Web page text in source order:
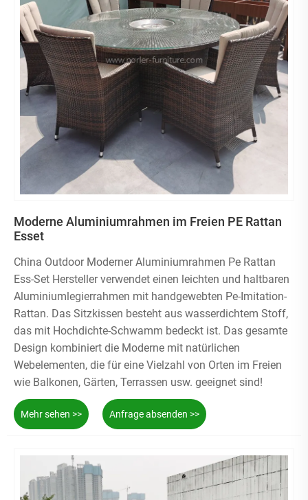
Moderne Aluminiumrahmen im Freien PE Rattan
Esset
China Outdoor Moderner Aluminiumrahmen Pe Rattan
Ess-Set Hersteller verwendet einen leichten und haltbaren
Aluminiumlegierrahmen mit handgewebten Pe-Imitation-
Rattan. Das Sitzkissen besteht aus wasserdichtem Stoff,
das mit Hochdichte-Schwamm bedeckt ist. Das gesamte
Design kombiniert die Moderne mit natürlichen
Webelementen, die für eine Vielzahl von Orten im Freien
wie Balkonen, Gärten, Terrassen usw. geeignet sind!
Mehr sehen >> Anfrage absenden >>